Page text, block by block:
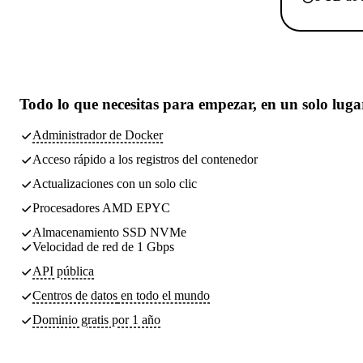
Todo lo que necesitas para empezar, en un solo
Administrador de Docker
Acceso rápido a los registros del contenedor
Actualizaciones con un solo clic
Procesadores AMD EPYC
Almacenamiento SSD NVMe
Velocidad de red de 1 Gbps
API pública
Centros de datos en todo el mundo
Dominio gratis por 1 año